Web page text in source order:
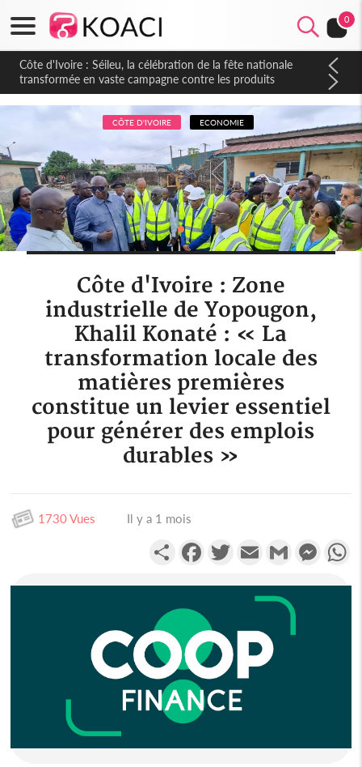
0
Côte d'Ivoire : Séileu, la célébration de la fête nationale
transformée en vaste campagne contre les produits
dépigmentants dangereux
CÔTE D'IVOIRE ECONOMIE
Côte d'Ivoire : Zone
industrielle de Yopougon,
Khalil Konaté : « La
transformation locale des
matières premières
constitue un levier essentiel
pour générer des emplois
durables »
1730 Vues Il y a 1 mois
PartagerFacebookTwitterEmail Gmail